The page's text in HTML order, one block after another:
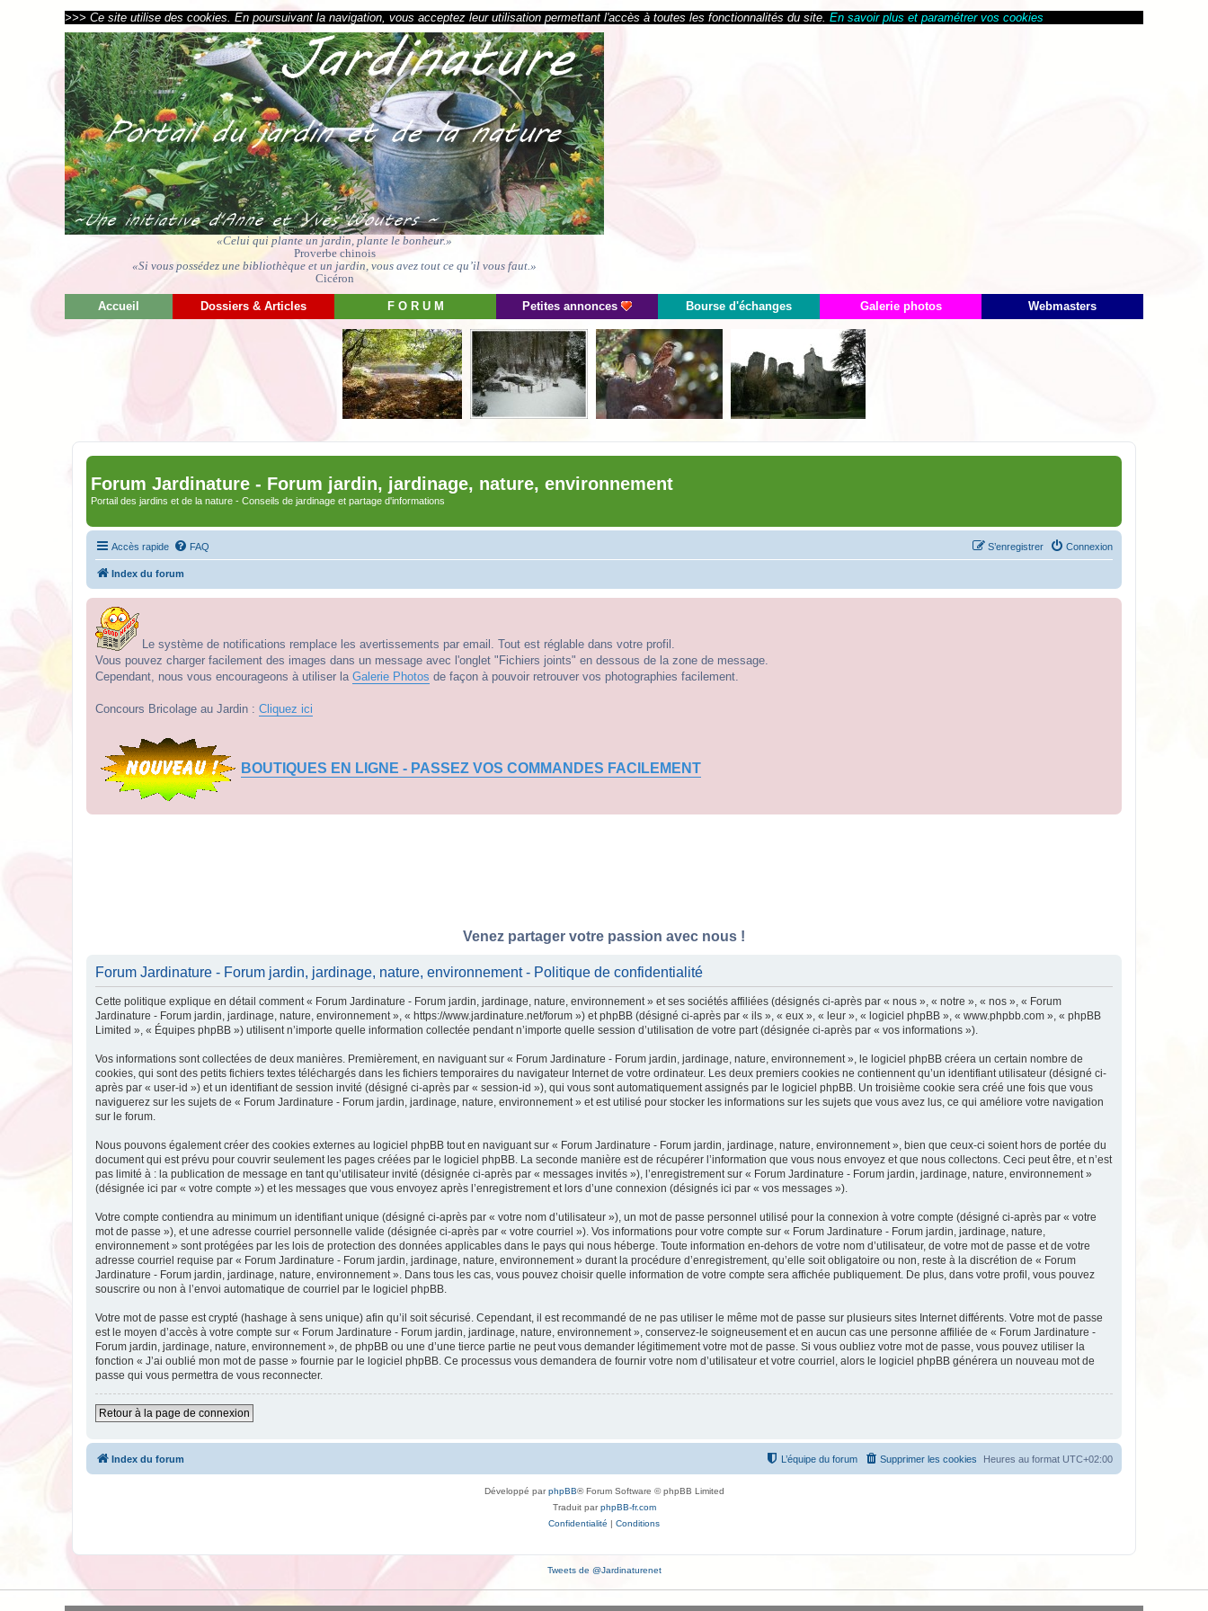
>>> Ce site utilise des cookies. En poursuivant la navigation, vous acceptez leur utilisation permettant l'accès à toutes les fonctionnalités du site. En savoir plus et paramétrer vos cookies
«Celui qui plante un jardin, plante le bonheur.»
Proverbe chinois
«Si vous possédez une bibliothèque et un jardin, vous avez tout ce qu’il vous faut.»
Cicéron
Accueil Dossiers & Articles F O R U M Petites annonces Bourse d'échanges Galerie photos Webmasters
Forum Jardinature - Forum jardin, jardinage, nature, environnement
Portail des jardins et de la nature - Conseils de jardinage et partage d'informations
Accès rapide FAQ Connexion
S’enregistrer
Index du forum
Le système de notifications remplace les avertissements par email. Tout est réglable dans votre profil.
Vous pouvez charger facilement des images dans un message avec l'onglet "Fichiers joints" en dessous de la zone de message.
Cependant, nous vous encourageons à utiliser la Galerie Photos de façon à pouvoir retrouver vos photographies facilement.
Concours Bricolage au Jardin : Cliquez ici
BOUTIQUES EN LIGNE - PASSEZ VOS COMMANDES FACILEMENT
Venez partager votre passion avec nous !
Forum Jardinature - Forum jardin, jardinage, nature, environnement - Politique de confidentialité
Cette politique explique en détail comment « Forum Jardinature - Forum jardin, jardinage, nature, environnement » et ses sociétés affiliées (désignés ci-après par « nous », « notre », « nos », « Forum
Jardinature - Forum jardin, jardinage, nature, environnement », « https://www.jardinature.net/forum ») et phpBB (désigné ci-après par « ils », « eux », « leur », « logiciel phpBB », « www.phpbb.com », « phpBB
Limited », « Équipes phpBB ») utilisent n’importe quelle information collectée pendant n’importe quelle session d’utilisation de votre part (désignée ci-après par « vos informations »).
Vos informations sont collectées de deux manières. Premièrement, en naviguant sur « Forum Jardinature - Forum jardin, jardinage, nature, environnement », le logiciel phpBB créera un certain nombre de
cookies, qui sont des petits fichiers textes téléchargés dans les fichiers temporaires du navigateur Internet de votre ordinateur. Les deux premiers cookies ne contiennent qu’un identifiant utilisateur (désigné ci-
après par « user-id ») et un identifiant de session invité (désigné ci-après par « session-id »), qui vous sont automatiquement assignés par le logiciel phpBB. Un troisième cookie sera créé une fois que vous
naviguerez sur les sujets de « Forum Jardinature - Forum jardin, jardinage, nature, environnement » et est utilisé pour stocker les informations sur les sujets que vous avez lus, ce qui améliore votre navigation
sur le forum.
Nous pouvons également créer des cookies externes au logiciel phpBB tout en naviguant sur « Forum Jardinature - Forum jardin, jardinage, nature, environnement », bien que ceux-ci soient hors de portée du
document qui est prévu pour couvrir seulement les pages créées par le logiciel phpBB. La seconde manière est de récupérer l’information que vous nous envoyez et que nous collectons. Ceci peut être, et n’est
pas limité à : la publication de message en tant qu’utilisateur invité (désignée ci-après par « messages invités »), l’enregistrement sur « Forum Jardinature - Forum jardin, jardinage, nature, environnement »
(désignée ici par « votre compte ») et les messages que vous envoyez après l’enregistrement et lors d’une connexion (désignés ici par « vos messages »).
Votre compte contiendra au minimum un identifiant unique (désigné ci-après par « votre nom d’utilisateur »), un mot de passe personnel utilisé pour la connexion à votre compte (désigné ci-après par « votre
mot de passe »), et une adresse courriel personnelle valide (désignée ci-après par « votre courriel »). Vos informations pour votre compte sur « Forum Jardinature - Forum jardin, jardinage, nature,
environnement » sont protégées par les lois de protection des données applicables dans le pays qui nous héberge. Toute information en-dehors de votre nom d’utilisateur, de votre mot de passe et de votre
adresse courriel requise par « Forum Jardinature - Forum jardin, jardinage, nature, environnement » durant la procédure d’enregistrement, qu’elle soit obligatoire ou non, reste à la discrétion de « Forum
Jardinature - Forum jardin, jardinage, nature, environnement ». Dans tous les cas, vous pouvez choisir quelle information de votre compte sera affichée publiquement. De plus, dans votre profil, vous pouvez
souscrire ou non à l’envoi automatique de courriel par le logiciel phpBB.
Votre mot de passe est crypté (hashage à sens unique) afin qu’il soit sécurisé. Cependant, il est recommandé de ne pas utiliser le même mot de passe sur plusieurs sites Internet différents. Votre mot de passe
est le moyen d’accès à votre compte sur « Forum Jardinature - Forum jardin, jardinage, nature, environnement », conservez-le soigneusement et en aucun cas une personne affiliée de « Forum Jardinature -
Forum jardin, jardinage, nature, environnement », de phpBB ou une d’une tierce partie ne peut vous demander légitimement votre mot de passe. Si vous oubliez votre mot de passe, vous pouvez utiliser la
fonction « J’ai oublié mon mot de passe » fournie par le logiciel phpBB. Ce processus vous demandera de fournir votre nom d’utilisateur et votre courriel, alors le logiciel phpBB générera un nouveau mot de
passe qui vous permettra de vous reconnecter.
Retour à la page de connexion
Index du forum Heures au format UTC+02:00
Supprimer les cookies
L’équipe du forum
Développé parphpBB® Forum Software © phpBB Limited
Traduit parphpBB-fr.com
Confidentialité | Conditions
Tweets de @Jardinaturenet